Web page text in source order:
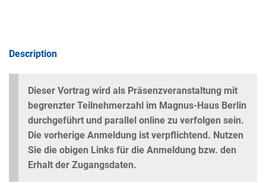
Description
Dieser Vortrag wird als Präsenzveranstaltung mit
begrenzter Teilnehmerzahl im Magnus-Haus Berlin
durchgeführt und parallel online zu verfolgen sein.
Die vorherige Anmeldung ist verpflichtend. Nutzen
Sie die obigen Links für die Anmeldung bzw. den
Erhalt der Zugangsdaten.